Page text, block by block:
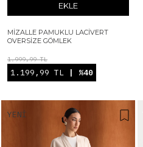
EKLE
MIZALLE PAMUKLU LACIVERT
OVERSIZE GÖMLEK
1.999,99 TL
1.199,99 TL | %40
YENI